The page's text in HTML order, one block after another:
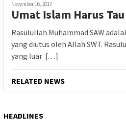
November 16, 2017
Umat Islam Harus
Rasulullah Muhammad SAW
yang diutus oleh Allah SWT.
yang luar […]
RELATED NEWS
HEADLINES